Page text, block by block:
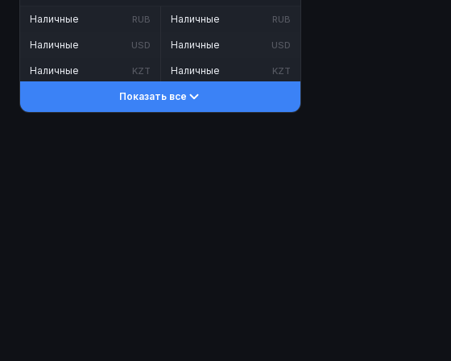
Наличные RUB
Наличные USD
Наличные KZT
Наличные RUB
Наличные USD
Наличные KZT
Показать все